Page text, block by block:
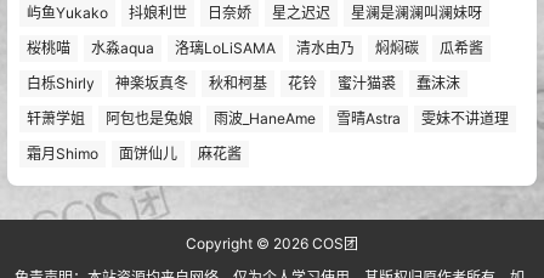
屿鱼Yukako
抖娘利世 日奈娇 星之迟迟
星澜是澜澜叫澜妹呀
桜桃喵
水淼aqua 洛璃LoLiSAMA 清水由乃 焖焖碳
瓜希酱
白栎Shirly
神楽坂真冬 秋和柯基 花铃 蜜汁猫裘
蠢沫沫
轩萧学姐
阿包也是兔娘 雨波_HaneAme 雪晴Astra
雯妹不讲道理
霜月Shimo
面饼仙儿 麻花酱
Copyright © 2026 COS团